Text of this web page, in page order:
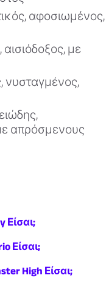
αφοσιωμένος,
με
νυσταγμένος,
απρόσμενους
Είσαι;
Είσαι;
High Είσαι;